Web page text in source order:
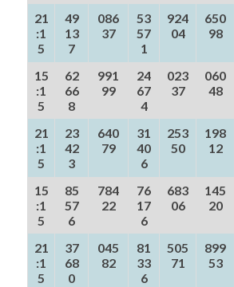
21
:1
5
49
13
7
086
37
53
57
1
924
04
650
98
15
:1
5
62
66
8
991
99
24
67
4
023
37
060
48
21
:1
5
23
42
3
640
79
31
40
6
253
50
198
12
15
:1
5
85
57
6
784
22
76
17
6
683
06
145
20
21
:1
5
37
68
0
045
82
81
33
6
505
71
899
53